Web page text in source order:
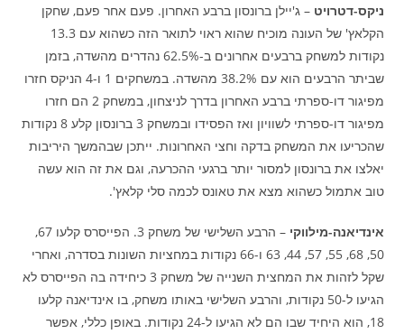
ניקס-דטרויט – ג'יילן ברונסון ברבע האחרון. פעם אחר פעם, שחקן
הקלאץ' של העונה מוכיח שהוא ראוי לתואר הזה כשהוא עם 13.3
נקודות למשחק ברבעים אחרונים ב-62.5% נהדרים מהשדה, בזמן
שביתר הרבעים הוא עם 38.2% מהשדה. במשחקים 1 ו-4 הניקס חזרו
מפיגור דו-ספרתי ברבע האחרון בדרך לניצחון, במשחק 2 הם חזרו
מפיגור דו-ספרתי לשוויון ואז הפסידו ובמשחק 3 ברונסון קלע 8 נקודות
שהכריעו את המשחק בדקה וחצי האחרונות. ייתכן שבהמשך היריבות
יאלצו את ברונסון למסור יותר ברגעי ההכרעה, וגם את זה הוא עשה
טוב אתמול כשהוא מצא את טאונס לכמה סלי קלאץ'.
אינדיאנה-מילווקי
– הרבע השלישי של משחק 3. הפייסרס קלעו 67,
50, 68, 55, 57, 44, 63 ו-66 נקודות במחציות השונות בסדרה, ואחרי
שקל לזהות את המחצית השנייה של משחק 3 כיחידה בה הפייסרס לא
הגיעו ל-50 נקודות, והרבע השלישי באותו משחק, בו אינדיאנה קלעו
18, הוא היחיד שבו הם לא הגיעו ל-24 נקודות. באופן כללי, אפשר